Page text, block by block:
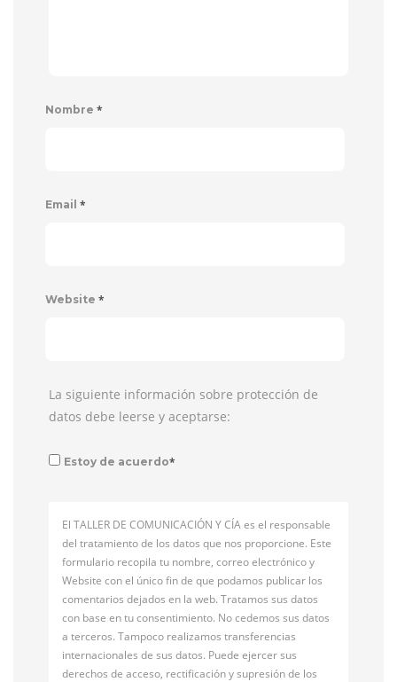
Nombre *
Email *
Website *
La siguiente información sobre protección de
datos debe leerse y aceptarse:
Estoy de acuerdo*
El TALLER DE COMUNICACIÓN Y CÍA es el responsable
del tratamiento de los datos que nos proporcione. Este
formulario recopila tu nombre, correo electrónico y
Website con el único fin de que podamos publicar los
comentarios dejados en la web. Tratamos sus datos
con base en tu consentimiento. No cedemos sus datos
a terceros. Tampoco realizamos transferencias
internacionales de sus datos. Puede ejercer sus
derechos de acceso, rectificación y supresión de los